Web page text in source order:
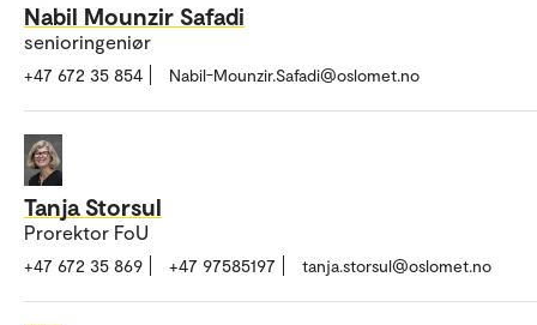
Nabil Mounzir Safadi
senioringeniør
+47 672 35 854 Nabil-Mounzir.Safadi@oslomet.no
Tanja Storsul
Prorektor FoU
+47 672 35 869 +47 97585197 tanja.storsul@oslomet.no